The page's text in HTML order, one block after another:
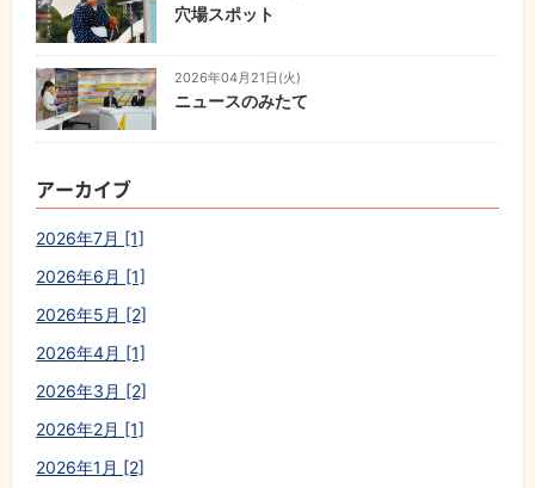
穴場スポット
2026年04月21日(火)
ニュースのみたて
アーカイブ
2026年7月 [1]
2026年6月 [1]
2026年5月 [2]
2026年4月 [1]
2026年3月 [2]
2026年2月 [1]
2026年1月 [2]